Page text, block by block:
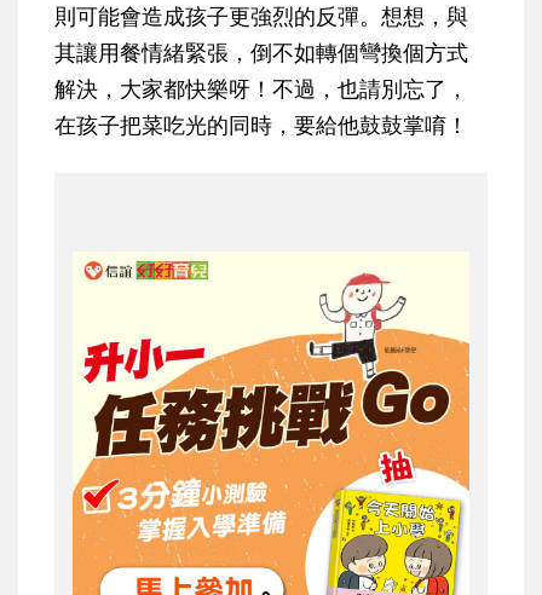
則可能會造成孩子更強烈的反彈。想想，與
其讓用餐情緒緊張，倒不如轉個彎換個方式
解決，大家都快樂呀！不過，也請別忘了，
在孩子把菜吃光的同時，要給他鼓鼓掌唷！